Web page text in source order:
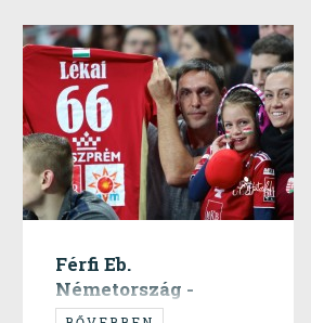
Férfi Eb.
Németország -
Magyarország 29:19